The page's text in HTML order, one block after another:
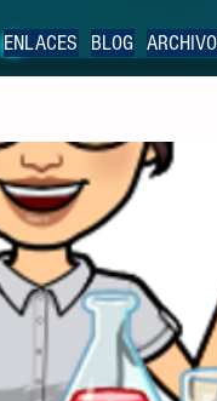
ENLACES BLOG